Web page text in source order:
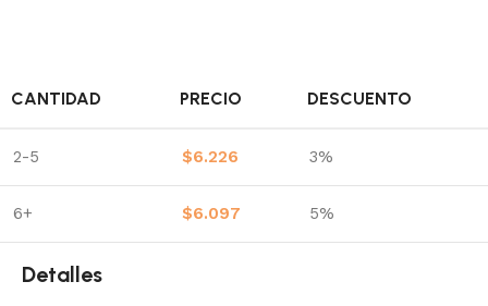
CANTIDAD PRECIO DESCUENTO
2-5 $6.226 3%
6+ $6.097 5%
Detalles